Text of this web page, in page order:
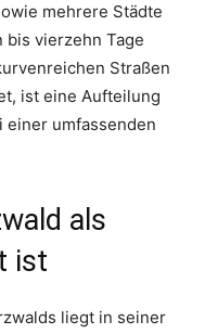
mehrere Städte
vierzehn Tage
Straßen
ist eine Aufteilung
umfassenden
als
ist
liegt in seiner